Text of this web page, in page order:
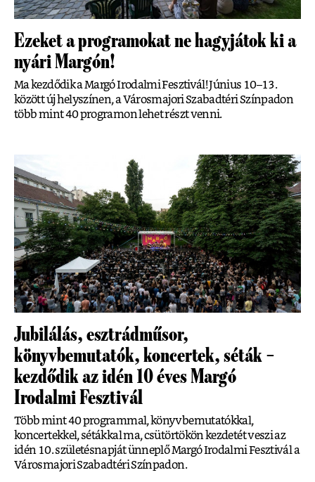
Ezeket a programokat ne hagyjátok ki a
nyári Margón!
Ma kezdődik a Margó Irodalmi Fesztivál! Június 10–13.
között új helyszínen, a Városmajori Szabadtéri Színpadon
több mint 40 programon lehet részt venni.
Jubilálás, esztrádműsor,
könyvbemutatók, koncertek, séták –
kezdődik az idén 10 éves Margó
Irodalmi Fesztivál
Több mint 40 programmal, könyvbemutatókkal,
koncertekkel, sétákkal ma, csütörtökön kezdetét veszi az
idén 10. születésnapját ünneplő Margó Irodalmi Fesztivál a
Városmajori Szabadtéri Színpadon.